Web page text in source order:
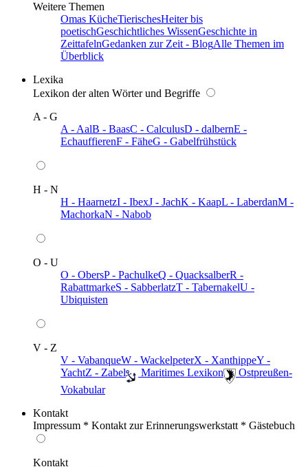
Weitere Themen
Omas KücheTierischesHeiter bis
poetischGeschichtliches WissenGeschichte in
ZeittafelnGedanken zur Zeit - BlogAlle Themen im
Überblick
Lexika
Lexikon der alten Wörter und Begriffe
A - G
A - AalB - BaasC - CalculusD - dalbernE -
EchauffierenF - FäheG - Gabelfrühstück
H - N
H - HaarnetzI - IbexJ - JachK - KaapL - LaberdanM -
MachorkaN - Nabob
O - U
O - ObersP - PachulkeQ - QuacksalberR -
RabattmarkeS - SabberlatzT - TabernakelU -
Ubiquisten
V - Z
V - VabanqueW - WackelpeterX - XanthippeY -
YachtZ - Zabel ️ Maritimes Lexikon
️ Ostpreußen-
Vokabular
Kontakt
Impressum * Kontakt zur Erinnerungswerkstatt * Gästebuch
Kontakt